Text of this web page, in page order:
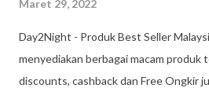
Maret 29, 2022
Day2Night - Produk Best Seller
menyediakan berbagai macam produk
discounts, cashback dan Free Ongkir